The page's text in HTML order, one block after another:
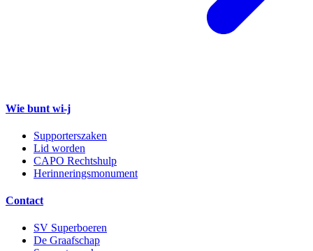
Wie bunt wi-j
Supporterszaken
Lid worden
CAPO Rechtshulp
Herinneringsmonument
Contact
SV Superboeren
De Graafschap